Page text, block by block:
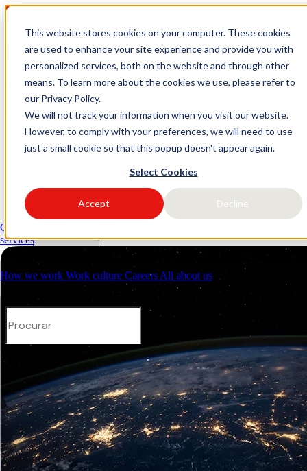
This website stores cookies on your computer. These cookies
are used to enhance your site experience and provide you with
personalized services, both on the website and through other
means. To learn more about the cookies we use, please refer to
our Privacy Policy.
We will not track your information when you visit our website.
However, to comply with your preferences, we will need to use
just a small cookie so that this popup doesn't appear again.
Select Cookies
Accept Decline
logo link37 agencia marketing
digital
Request a quote Open main menu
Client management (CRM)
services
Industries
How we work Work culture Careers All about us
Services
Industries Resources